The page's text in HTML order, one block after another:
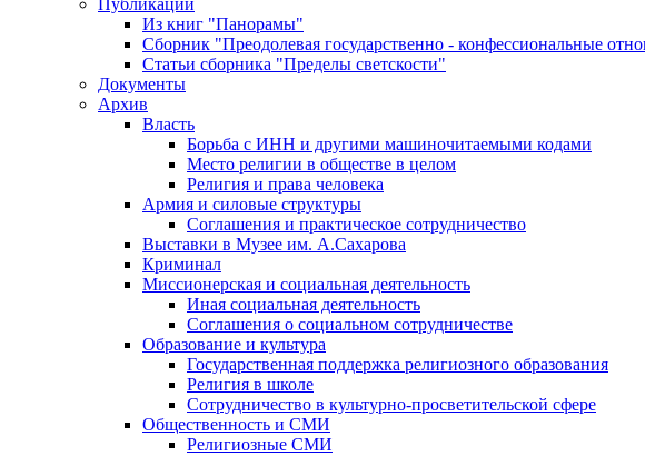
Публикации
Из книг "Панорамы"
Сборник "Преодолевая государственно - конфессиональные
Статьи сборника "Пределы светскости"
Документы
Архив
Власть
Борьба с ИНН и другими машиночитаемыми кодами
Место религии в обществе в целом
Религия и права человека
Армия и силовые структуры
Соглашения и практическое сотрудничество
Выставки в Музее им. А.Сахарова
Криминал
Миссионерская и социальная деятельность
Иная социальная деятельность
Соглашения о социальном сотрудничестве
Образование и культура
Государственная поддержка религиозного образования
Религия в школе
Сотрудничество в культурно-просветительской сфере
Общественность и СМИ
Религиозные СМИ